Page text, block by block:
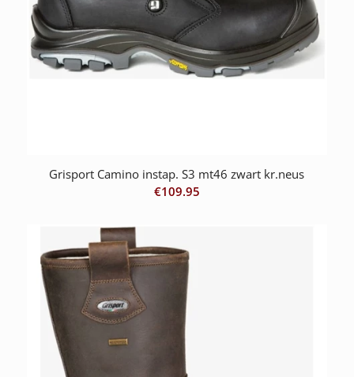
Grisport Camino instap. S3 mt46 zwart kr.neus
€109.95